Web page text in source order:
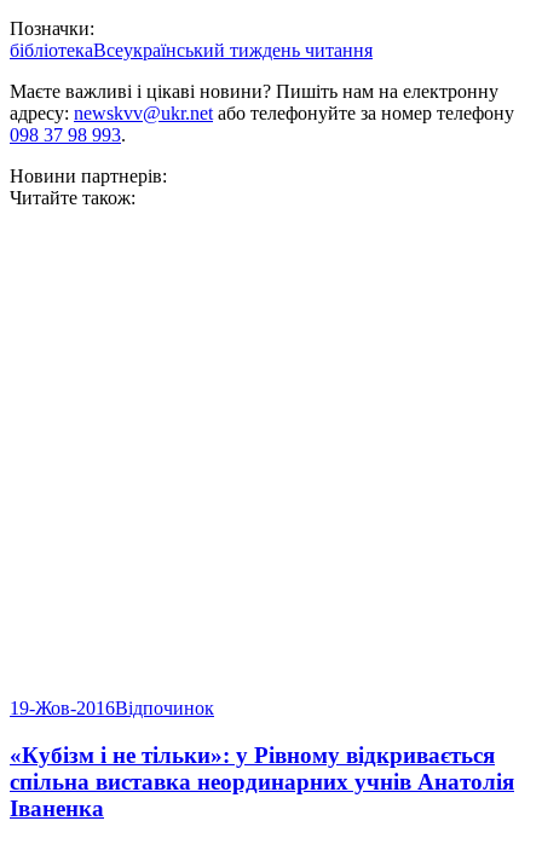
Позначки:
бібліотекаВсеукраїнський тиждень читання
Маєте важливі і цікаві новини? Пишіть нам на електронну
адресу: newskvv@ukr.netабо телефонуйте за номер телефону
098 37 98 993.
Новини партнерів:
Читайте також:
19-Жов-2016Відпочинок
«Кубізм і не тільки»: у Рівному відкривається
спільна виставка неординарних учнів Анатолія
Іваненка